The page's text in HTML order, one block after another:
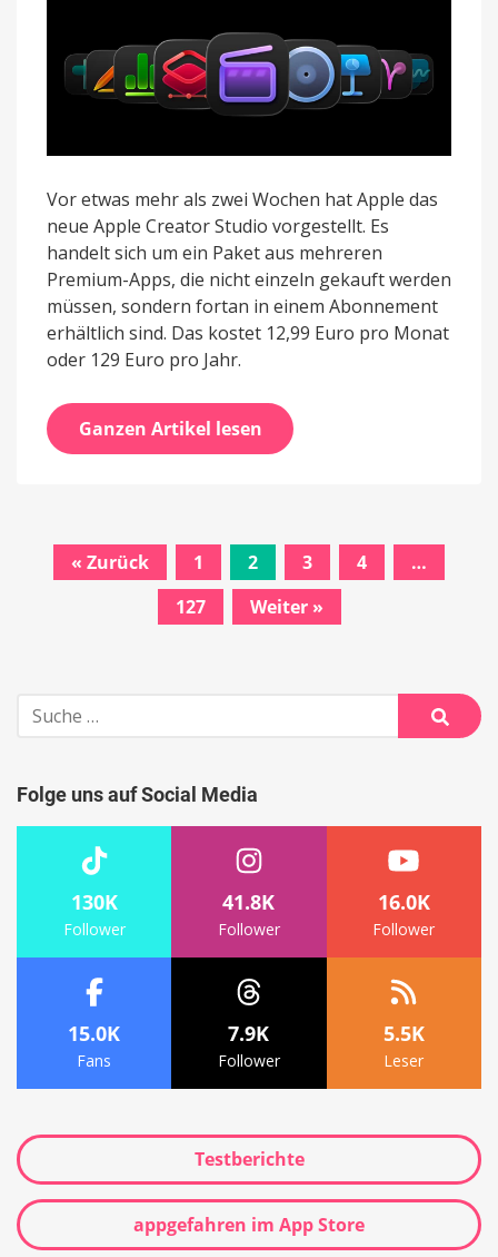
Vor etwas mehr als zwei Wochen hat Apple das
neue Apple Creator Studio vorgestellt. Es
handelt sich um ein Paket aus mehreren
Premium-Apps, die nicht einzeln gekauft werden
müssen, sondern fortan in einem Abonnement
erhältlich sind. Das kostet 12,99 Euro pro Monat
oder 129 Euro pro Jahr.
Ganzen Artikel lesen
« Zurück 1 2 3 4
…
127
Weiter »
Suche
nach:
Suche
Folge uns auf Social Media
130K
Follower
41.8K
Follower
16.0K
Follower
15.0K
Fans
7.9K
Follower
5.5K
Leser
Testberichte
appgefahren im App Store